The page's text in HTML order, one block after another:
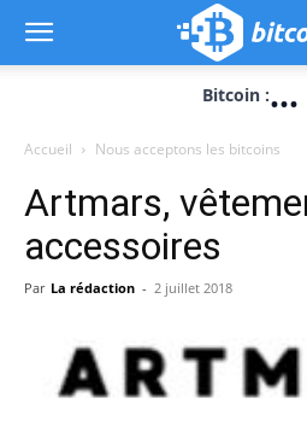
Bitcoin :...
Accueil Nous acceptons les bitcoins
Artmars,
accessoires
Par La rédaction - 2 juillet 2018